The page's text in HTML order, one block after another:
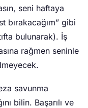
seni haftaya
bırakacağım” gibi
bulunarak). İş
rağmen seninle
savunma
bilin. Başarılı ve